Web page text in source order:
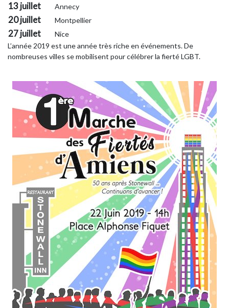
13 juillet Annecy
20 juillet Montpellier
27 juillet
Nice
L’année 2019 est une année très riche en événements. De
nombreuses villes se mobilisent pour célébrer la fierté LGBT.